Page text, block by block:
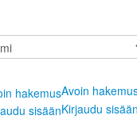
Avoin
Kirjaudu